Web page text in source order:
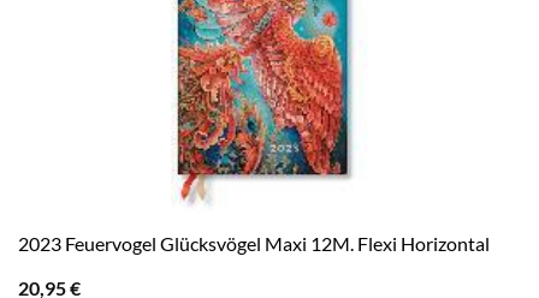
2023 Feuervogel Glücksvögel Maxi 12M. Flexi Horizontal
20,95€